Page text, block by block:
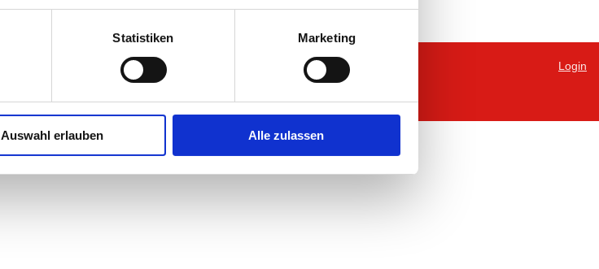
Statistiken Marketing
Auswahl erlauben Alle zulassen
Login